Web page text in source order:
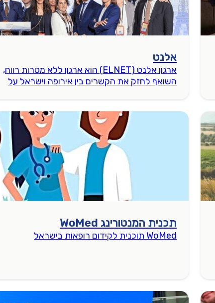
אלנט
ארגון אלנט (ELNET) הוא ארגון ללא מטרות רווח,
השואף לחזק את הקשרים בין אירופה וישראל על
תכנית המנטורינג WoMed
WoMed תוכנית לקידום רופאות בישראל